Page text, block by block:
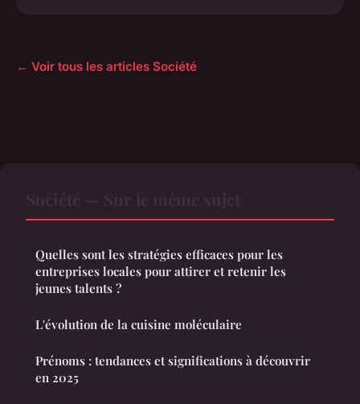
← Voir tous les articles Société
Quelles sont les stratégies efficaces pour les
entreprises locales pour attirer et retenir les
jeunes talents ?
L'évolution de la cuisine moléculaire
Prénoms : tendances et significations à découvrir
en 2025